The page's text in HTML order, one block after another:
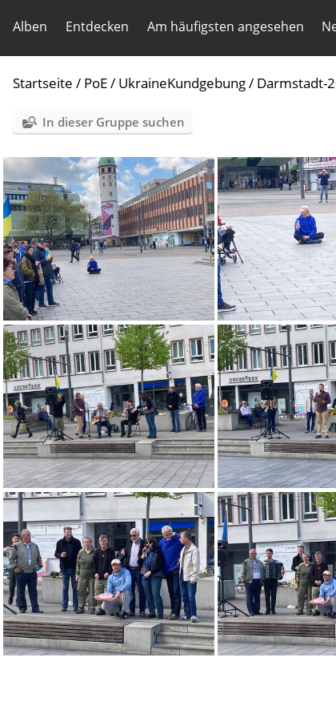
Alben Entdecken Am häufigsten angesehen
Startseite / PoE/ UkraineKundgebung/ Darmstadt-
In dieser Gruppe suchen
UkraineKundgebungDarmstadt-000-2025 04 19-10 45 05
UkraineKundgebungDarmstadt-005-2025 04 19-10 49 18